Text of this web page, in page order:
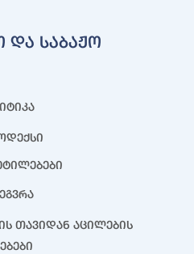
და საბაჟო
თავიდან აცილების